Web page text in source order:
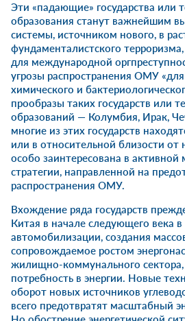
Эти «падающие» государства или
образования станут важнейшим
системы, источником нового, в
фундаменталистского
для международной
угрозы распространения ОМУ
химического и
прообразы таких государств или
образований — Колумбия, Ирак,
многие из этих государств
или в относительной близости от
особо заинтересована в
стратегии, направленной на
распространения ОМУ.
Вхождение ряда государств
Китая в начале следующего века
автомобилизации, создания
сопровождаемое ростом
жилищно-коммунального сектора,
потребность в энергии. Новые
оборот новых источников
всего предотвратят масштабный